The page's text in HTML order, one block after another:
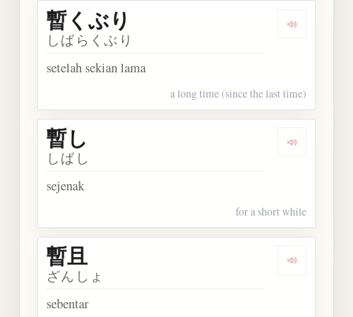
Dengarkan
暫くぶり
しばらくぶり
setelah sekian lama
a long time (since the last time)
Dengarkan
暫し
しばし
sejenak
for a short while
Dengarkan
暫且
ざんしょ
sebentar